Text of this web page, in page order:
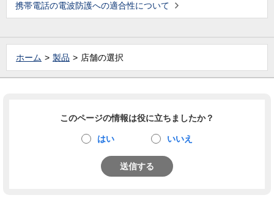
携帯電話の電波防護への適合性について
ホーム 製品 店舗の選択
このページの情報は役に立ちましたか？
はい いいえ
送信する